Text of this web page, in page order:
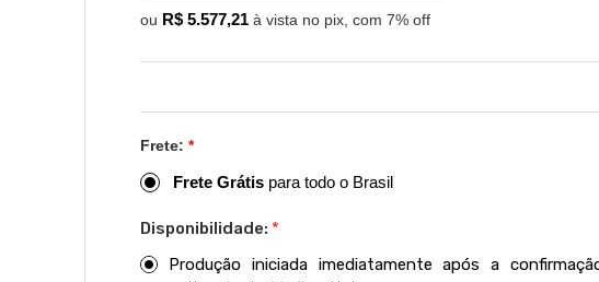
ou R$ 5.577,21 à vista no pix, com 7% off
Frete: *
Frete Grátis para todo o Brasil
Disponibilidade: *
Produção iniciada imediatamente após a